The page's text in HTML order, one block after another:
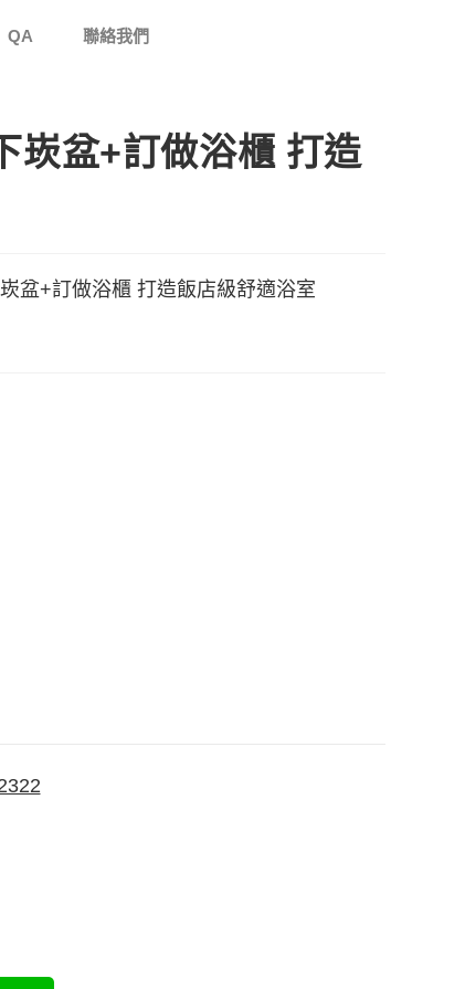
QA 聯絡我們
崁盆+訂做浴櫃 打造